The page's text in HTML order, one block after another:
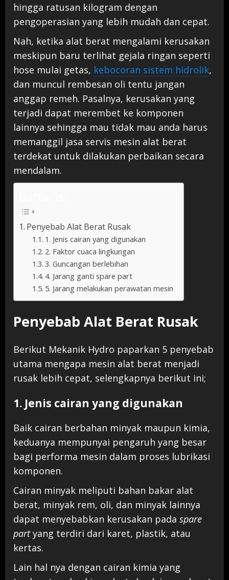
hingga ratusan kilogram dengan
pengoperasian yang lebih mudah dan cepat.
Nah, ketika alat berat mengalami kerusakan
meskipun baru terlihat gejala ringan seperti
hose mulai getas, kebocoran sistem hidrolik,
dan muncul rembesan oli tentu jangan
anggap remeh. Pasalnya, kerusakan yang
terjadi dapat merembet ke komponen
lainnya sehingga mau tidak mau anda harus
memanggil jasa servis mesin alat berat
terdekat untuk dilakukan perbaikan secara
mendalam.
Penyebab Alat Berat Rusak
1. Jenis cairan yang digunakan
2. Faktor cuaca lingkungan
3. Guncangan berlebihan
4. Jarang ganti spare part
5. Jarang melakukan perawatan mesin
Penyebab Alat Berat Rusak
Berikut Mekanik Hydro paparkan 5 penyebab
utama mengapa mesin alat berat menjadi
rusak lebih cepat, selengkapnya berikut ini;
1. Jenis cairan yang digunakan
Baik cairan berbahan minyak maupun kimia,
keduanya mempunyai pengaruh yang besar
bagi performa mesin dalam proses lubrikasi
komponen.
Cairan minyak meliputi bahan bakar alat
berat, minyak rem, oli, dan minyak lainnya
dapat menyebabkan kerusakan pada spare
partyang terdiri dari karet, plastik, atau
kertas.
Lain hal nya dengan cairan kimia yang